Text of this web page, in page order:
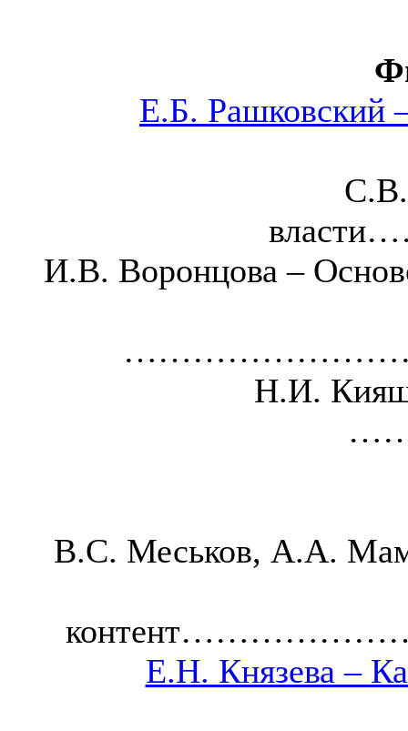
Е.Б. Рашковский
С.В.
И.В. Воронцова –
Н.И.
В.С. Меськов, А.А.
Е.Н. Князева –